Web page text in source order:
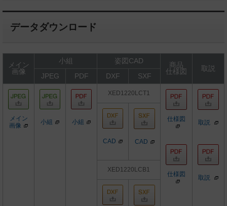
データダウンロード
メイン
画像
小組 姿図CAD
商品
仕様図
取説
JPEG
PDF DXF SXF
メイン
画像
小組 小組
XED1220LCT1
仕様図
仕様図
取説
取説
CAD CAD
XED1220LCB1